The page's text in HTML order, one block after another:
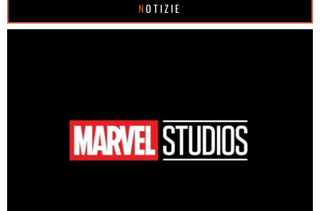
NOTIZIE